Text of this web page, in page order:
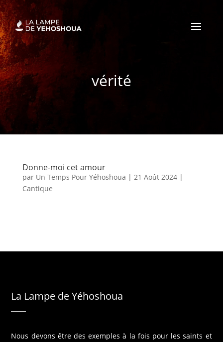
vérité
Donne-moi cet amour
par Un Temps Pour Yéhoshoua | 21 Août 2024|
Cantique
La Lampe de Yéhoshoua
Nous devons être des exemples à la fois pour les saints et